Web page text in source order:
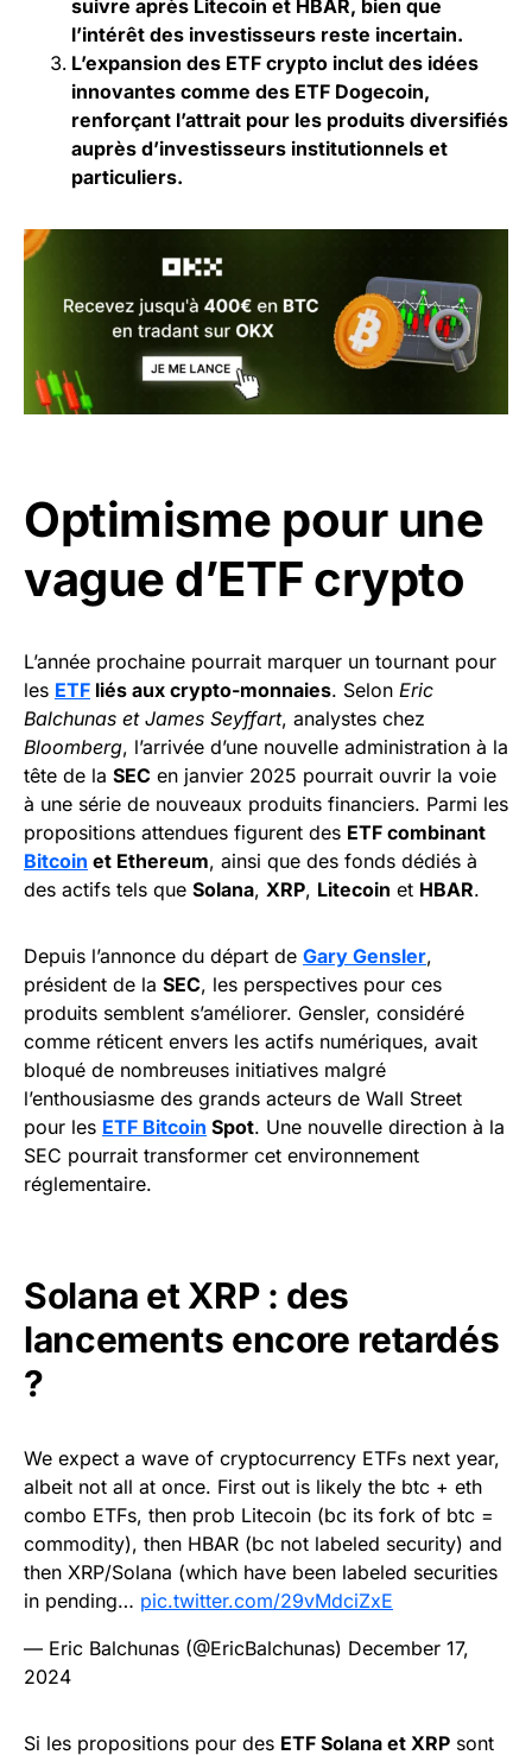
suivre après Litecoin et HBAR, bien que
l’intérêt des investisseurs reste incertain.
L’expansion des ETF crypto inclut des idées
innovantes comme des ETF Dogecoin,
renforçant l’attrait pour les produits diversifiés
auprès d’investisseurs institutionnels et
particuliers.
Optimisme pour une
vague d’ETF crypto
L’année prochaine pourrait marquer un tournant pour
les ETF liés aux crypto-monnaies. Selon Eric
Balchunas et James Seyffart, analystes chez
Bloomberg, l’arrivée d’une nouvelle administration à la
tête de la SEC en janvier 2025 pourrait ouvrir la voie
à une série de nouveaux produits financiers. Parmi les
propositions attendues figurent des ETF combinant
Bitcoin et Ethereum, ainsi que des fonds dédiés à
des actifs tels que Solana, XRP, Litecoin et HBAR.
Depuis l’annonce du départ de Gary Gensler,
président de la SEC, les perspectives pour ces
produits semblent s’améliorer. Gensler, considéré
comme réticent envers les actifs numériques, avait
bloqué de nombreuses initiatives malgré
l’enthousiasme des grands acteurs de Wall Street
pour les ETF Bitcoin Spot. Une nouvelle direction à la
SEC pourrait transformer cet environnement
réglementaire.
Solana et XRP : des
lancements encore retardés
?
We expect a wave of cryptocurrency ETFs next year,
albeit not all at once. First out is likely the btc + eth
combo ETFs, then prob Litecoin (bc its fork of btc =
commodity), then HBAR (bc not labeled security) and
then XRP/Solana (which have been labeled securities
in pending… pic.twitter.com/29vMdciZxE
— Eric Balchunas (@EricBalchunas) December 17,
2024
Si les propositions pour des ETF Solana et XRP sont